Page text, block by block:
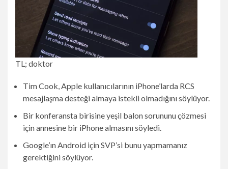
TL; doktor
Tim Cook, Apple kullanıcılarının iPhone’larda RCS
mesajlaşma desteği almaya istekli olmadığını söylüyor.
Bir konferansta birisine yeşil balon sorununu çözmesi
için annesine bir iPhone almasını söyledi.
Google’ın Android için SVP’si bunu yapmamanız
gerektiğini söylüyor.